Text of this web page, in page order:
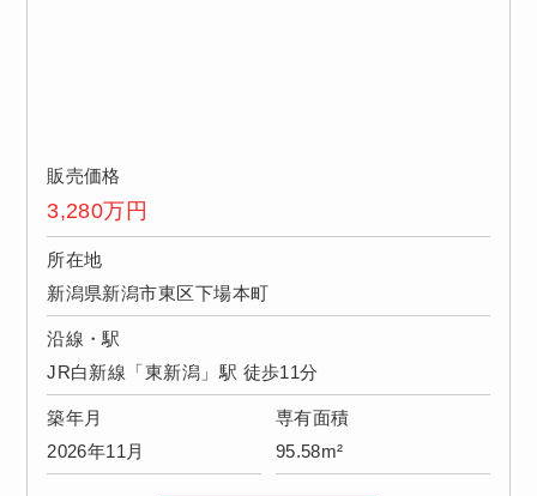
販売価格
3,280万円
所在地
新潟県新潟市東区下場本町
沿線・駅
JR白新線「東新潟」駅 徒歩11分
築年月
2026年11月
専有面積
95.58m²